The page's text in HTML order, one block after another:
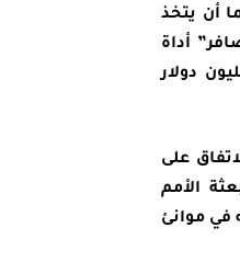
أن يتخذ
أداة
ثمن النفط القابع في خزاناتها الذي تصل قيمته اليوم لأكثر من 44 مليون دولار
تم توقيعه في 2018، حيث نص الاتفاق على
الأمم
في موانئ